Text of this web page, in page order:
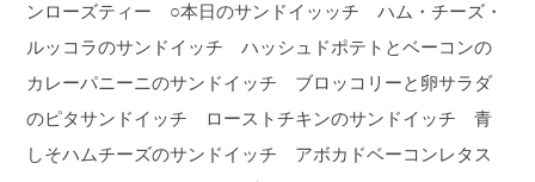
ンローズティー ○本日のサンドイッッチ ハム・チーズ・
ルッコラのサンドイッチ ハッシュドポテトとベーコンの
カレーパニーニのサンドイッチ ブロッコリーと卵サラダ
のピタサンドイッチ ローストチキンのサンドイッチ 青
しそハムチーズのサンドイッチ アボカドベーコンレタス